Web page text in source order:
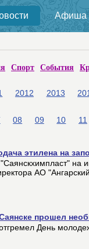
Афиша
Спорт События
2012 2013
08 09 10 11
этилена на
на
АО
прошел
День